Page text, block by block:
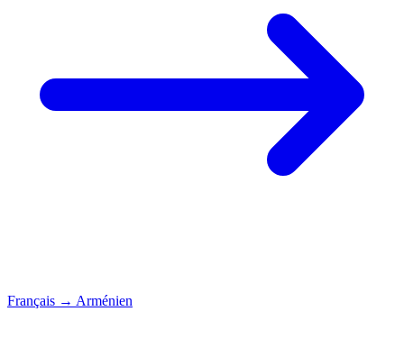
Français → Arménien